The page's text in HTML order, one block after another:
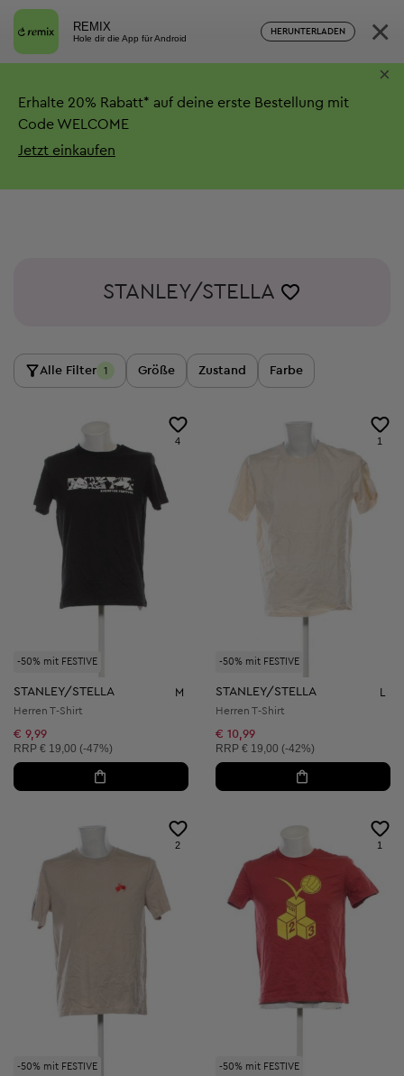
REMIX
Hole dir die App für Android
HERUNTERLADEN ×
Erhalte 20% Rabatt* auf deine erste Bestellung mit
Code WELCOME
Jetzt einkaufen
×
STANLEY/STELLA
Alle Filter 1 Größe Zustand Farbe
-50% mit FESTIVE
4
STANLEY/STELLA M
Herren T-Shirt
€ 9,99
Unverbindliche Preisempfehlung:
RRP € 19,00 (-47%)
-50% mit FESTIVE
1
STANLEY/STELLA
Herren T-Shirt
€ 10,99
Unverbindliche Preisempfehlung:
RRP € 19,00 (-42%)
-50% mit FESTIVE
2
-50% mit FESTIVE
1